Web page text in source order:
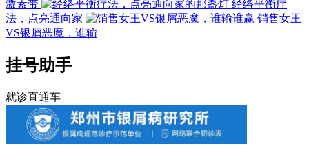
激素带
经络平衡疗
法，点亮通向家
销售女王
VS银屑恶魔，谁输
挂号助手
就诊直通车